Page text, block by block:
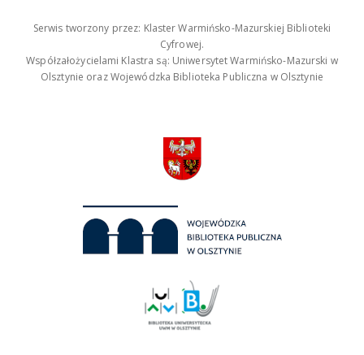
Serwis tworzony przez: Klaster Warmińsko-Mazurskiej Biblioteki
Cyfrowej.
Współzałożycielami Klastra są: Uniwersytet Warmińsko-Mazurski w
Olsztynie oraz Wojewódzka Biblioteka Publiczna w Olsztynie